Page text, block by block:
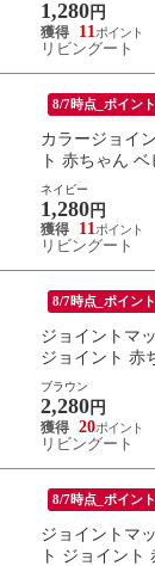
1,280 円
11
リビングート
8/7時点_ポイン
カラージョイ
ト 赤ちゃん
ネイビー
1,280 円
11
リビングート
8/7時点_ポイン
ジョイントマ
ジョイント 赤
ブラウン
2,280 円
20
リビングート
8/7時点_ポイン
ジョイントマ
ト ジョイント